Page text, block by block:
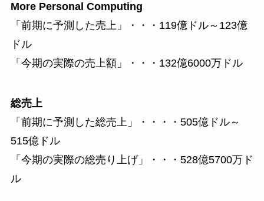
More Personal Computing
「前期に予測した売上」・・・119億ドル～123億
ドル
「今期の実際の売上額」・・・132億6000万ドル
総売上
「前期に予測した総売上」・・・・505億ドル～
515億ドル
「今期の実際の総売り上げ」・・・528億5700万ド
ル